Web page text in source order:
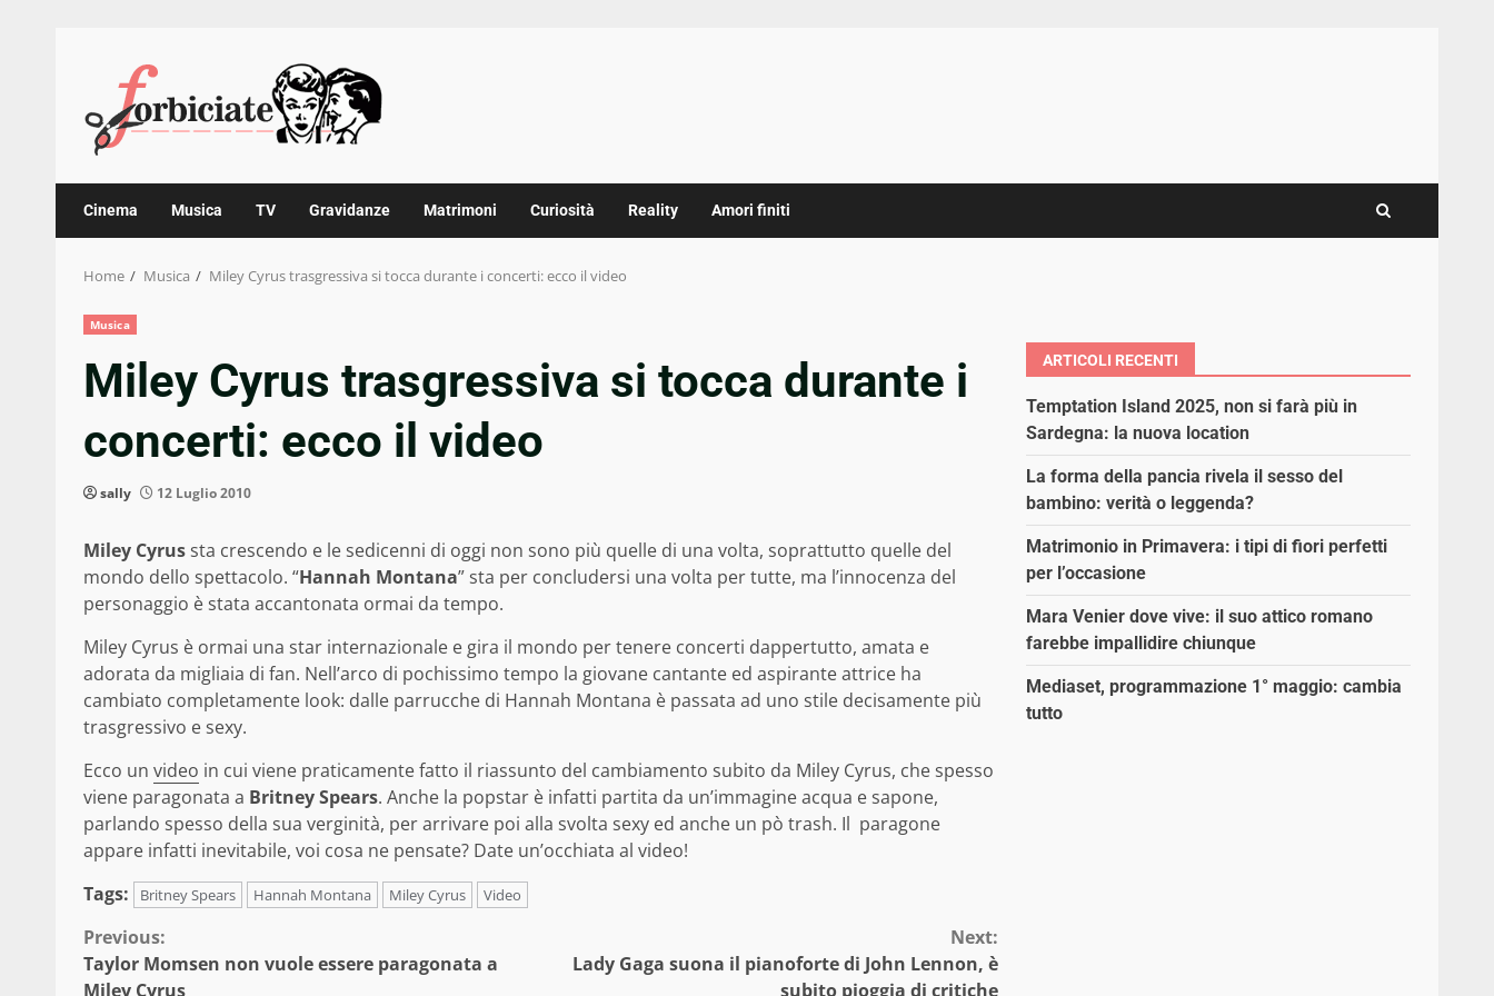
content
Cinema Musica TV Gravidanze Matrimoni Curiosità Reality Amori finiti
Home Musica Miley Cyrus trasgressiva si tocca durante i concerti: ecco il video
Musica
Miley Cyrus trasgressiva si tocca durante i
concerti: ecco il video
sally 12 Luglio 2010
Miley Cyrussta crescendo e le sedicenni di oggi non sono più quelle di una volta, soprattutto quelle del
mondo dello spettacolo. “Hannah Montana” sta per concludersi una volta per tutte, ma l’innocenza del
personaggio è stata accantonata ormai da tempo.
Miley Cyrus è ormai una star internazionale e gira il mondo per tenere concerti dappertutto, amata e
adorata da migliaia di fan. Nell’arco di pochissimo tempo la giovane cantante ed aspirante attrice ha
cambiato completamente look: dalle parrucche di Hannah Montana è passata ad uno stile decisamente più
trasgressivo e sexy.
Ecco un video in cui viene praticamente fatto il riassunto del cambiamento subito da Miley Cyrus, che spesso
viene paragonata a Britney Spears. Anche la popstar è infatti partita da un’immagine acqua e sapone,
parlando spesso della sua verginità, per arrivare poi alla svolta sexy ed anche un pò trash. Il paragone
appare infatti inevitabile, voi cosa ne pensate? Date un’occhiata al video!
Tags:
Britney Spears Hannah Montana Miley Cyrus Video
Continue
Reading
Previous:
Taylor Momsen non vuole essere paragonata a
Miley Cyrus
Next:
Lady Gaga suona il pianoforte di John Lennon, è
subito pioggia di critiche
ARTICOLI RECENTI
Temptation Island 2025, non si farà più in
Sardegna: la nuova location
La forma della pancia rivela il sesso del
bambino: verità o leggenda?
Matrimonio in Primavera: i tipi di fiori perfetti
per l’occasione
Mara Venier dove vive: il suo attico romano
farebbe impallidire chiunque
Mediaset, programmazione 1° maggio: cambia
tutto